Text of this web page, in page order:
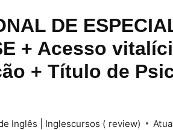
DE
+ Acesso
+ Título de
Inglês | Inglescursos ( review)